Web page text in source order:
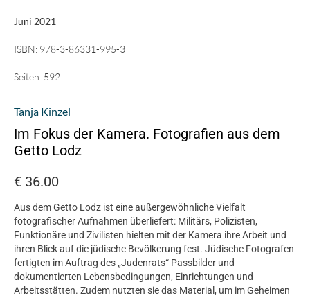
Juni 2021
ISBN: 978-3-86331-995-3
Seiten: 592
Tanja Kinzel
Im Fokus der Kamera. Fotografien aus dem
Getto Lodz
€ 36.00
Aus dem Getto Lodz ist eine außergewöhnliche Vielfalt
fotografischer Aufnahmen überliefert: Militärs, Polizisten,
Funktionäre und Zivilisten hielten mit der Kamera ihre Arbeit und
ihren Blick auf die jüdische Bevölkerung fest. Jüdische Fotografen
fertigten im Auftrag des „Judenrats“ Passbilder und
dokumentierten Lebensbedingungen, Einrichtungen und
Arbeitsstätten. Zudem nutzten sie das Material, um im Geheimen